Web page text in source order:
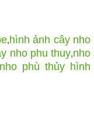
,hình ảnh cây nho
nho phu thuy,nho
phù thủy hình